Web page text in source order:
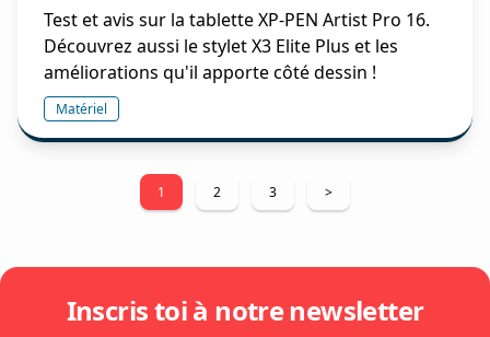
Test et avis sur la tablette XP-PEN Artist Pro 16.
Découvrez aussi le stylet X3 Elite Plus et les
améliorations qu'il apporte côté dessin !
Matériel
1 2 3 >
Inscris toi à notre newsletter